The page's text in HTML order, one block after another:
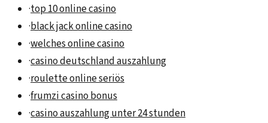
·top 10 online casino
·black jack online casino
·welches online casino
·casino deutschland auszahlung
·roulette online seriös
·frumzi casino bonus
·casino auszahlung unter 24 stunden